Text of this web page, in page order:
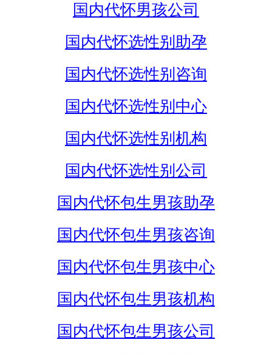
国内代怀男孩公司
国内代怀选性别助孕
国内代怀选性别咨询
国内代怀选性别中心
国内代怀选性别机构
国内代怀选性别公司
国内代怀包生男孩助孕
国内代怀包生男孩咨询
国内代怀包生男孩中心
国内代怀包生男孩机构
国内代怀包生男孩公司